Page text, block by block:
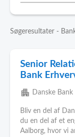
Søgeresultater -
Senior
Bank
apartment Danske Bank
Bliv en del af
du en del af et
Aalborg, hvor vi